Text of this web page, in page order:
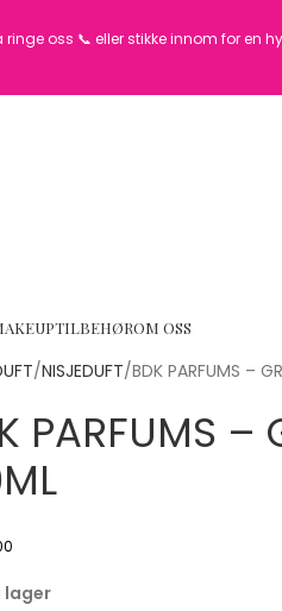
oss 📞 eller stikke innom for en
TILBEHØROM OSS
NISJEDUFT BDK PARFUMS –
PARFUMS –
lager